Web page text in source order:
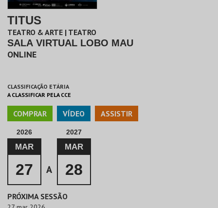
TITUS
TEATRO & ARTE | TEATRO
SALA VIRTUAL LOBO MAU
ONLINE
CLASSIFICAÇÃO ETÁRIA
A CLASSIFICAR PELA CCE
COMPRAR VÍDEO ASSISTIR
2026
MAR
27 A
2027
MAR
28
PRÓXIMA SESSÃO